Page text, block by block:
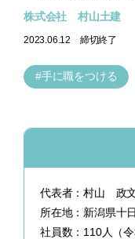
株式会社 村山土建
2023.06.12 締切終了
手に職をつける
代表者：村山 政
所在地：新潟県十
社員数：110人（令